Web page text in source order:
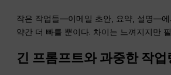
작은 작업들—이메일 초안, 요약, 설명—
약간 더 빠를 뿐이다. 차이는 느껴지지만
긴 프롬프트와 과중한 작업